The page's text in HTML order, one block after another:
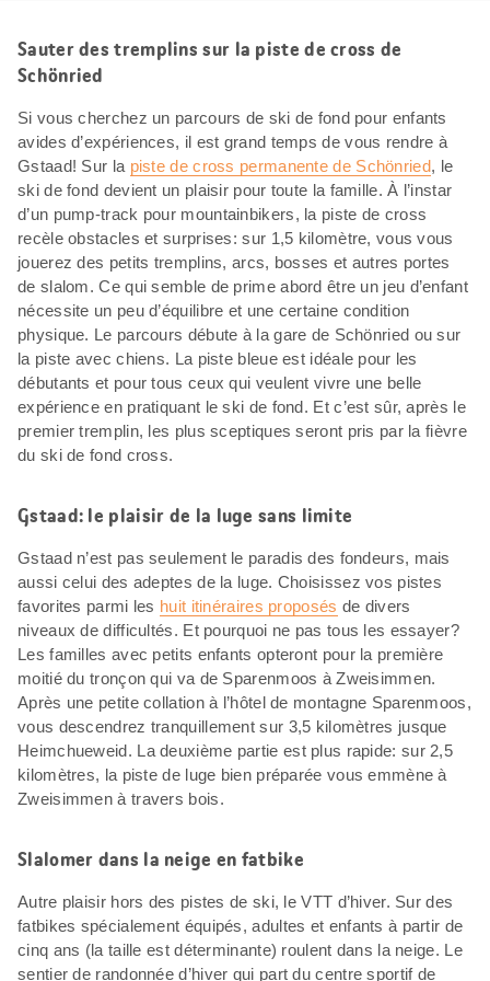
Sauter des tremplins sur la piste de cross de
Schönried
Si vous cherchez un parcours de ski de fond pour enfants
avides d’expériences, il est grand temps de vous rendre à
Gstaad! Sur la piste de cross permanente de Schönried, le
ski de fond devient un plaisir pour toute la famille. À l’instar
d’un pump-track pour mountainbikers, la piste de cross
recèle obstacles et surprises: sur 1,5 kilomètre, vous vous
jouerez des petits tremplins, arcs, bosses et autres portes
de slalom. Ce qui semble de prime abord être un jeu d’enfant
nécessite un peu d’équilibre et une certaine condition
physique. Le parcours débute à la gare de Schönried ou sur
la piste avec chiens. La piste bleue est idéale pour les
débutants et pour tous ceux qui veulent vivre une belle
expérience en pratiquant le ski de fond. Et c’est sûr, après le
premier tremplin, les plus sceptiques seront pris par la fièvre
du ski de fond cross.
Gstaad: le plaisir de la luge sans limite
Gstaad n’est pas seulement le paradis des fondeurs, mais
aussi celui des adeptes de la luge. Choisissez vos pistes
favorites parmi les huit itinéraires proposés de divers
niveaux de difficultés. Et pourquoi ne pas tous les essayer?
Les familles avec petits enfants opteront pour la première
moitié du tronçon qui va de Sparenmoos à Zweisimmen.
Après une petite collation à l’hôtel de montagne Sparenmoos,
vous descendrez tranquillement sur 3,5 kilomètres jusque
Heimchueweid. La deuxième partie est plus rapide: sur 2,5
kilomètres, la piste de luge bien préparée vous emmène à
Zweisimmen à travers bois.
Slalomer dans la neige en fatbike
Autre plaisir hors des pistes de ski, le VTT d’hiver. Sur des
fatbikes spécialement équipés, adultes et enfants à partir de
cinq ans (la taille est déterminante) roulent dans la neige. Le
sentier de randonnée d’hiver qui part du centre sportif de